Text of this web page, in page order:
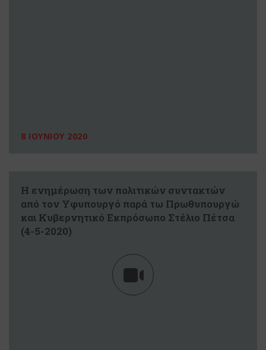
8 ΙΟΥΝΙΟΥ 2020
Η ενημέρωση των πολιτικών συντακτών
από τον Υφυπουργό παρά τω Πρωθυπουργώ
και Κυβερνητικό Εκπρόσωπο Στέλιο Πέτσα
(4-5-2020)